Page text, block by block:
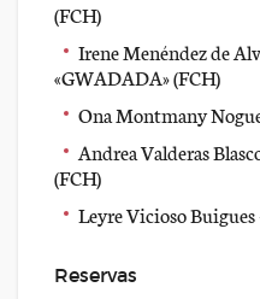
(FCH)
Irene Menéndez de
«GWADADA» (FCH)
Ona Montmany
Andrea Valderas
(FCH)
Leyre Vicioso
Reservas